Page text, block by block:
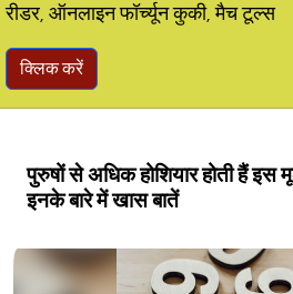
रीडर, ऑनलाइन फॉर्च्यून कुकी, मैच टूल्स
क्लिक करें
पुरुषों से अधिक होशियार होती हैं इस
इनके बारे में खास बातें